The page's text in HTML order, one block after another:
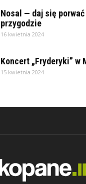
Nosal — daj się
przygodzie
16 kwietnia 2024
Koncert „Fryderyki” w
15 kwietnia 2024